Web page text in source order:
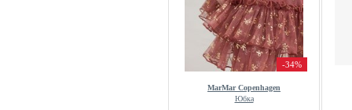
-34%
MarMar Copenhagen
Юбка